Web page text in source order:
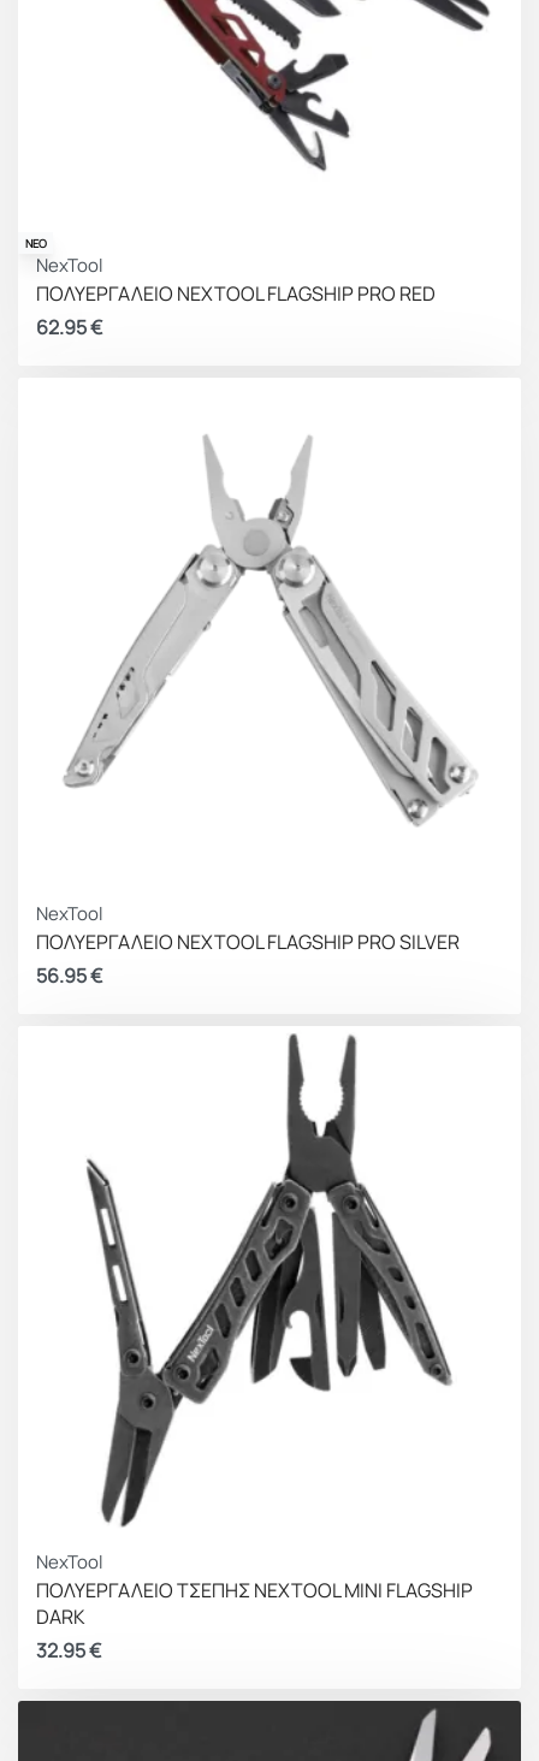
ΝΕΟ
NexTool
ΠΟΛΥΕΡΓΑΛΕΙΟ NEXTOOL FLAGSHIP PRO RED
62.95€
NexTool
ΠΟΛΥΕΡΓΑΛΕΙΟ NEXTOOL FLAGSHIP PRO SILVER
56.95€
NexTool
ΠΟΛΥΕΡΓΑΛΕΙΟ ΤΣΕΠΗΣ NEXTOOL MINI FLAGSHIP
DARK
32.95€